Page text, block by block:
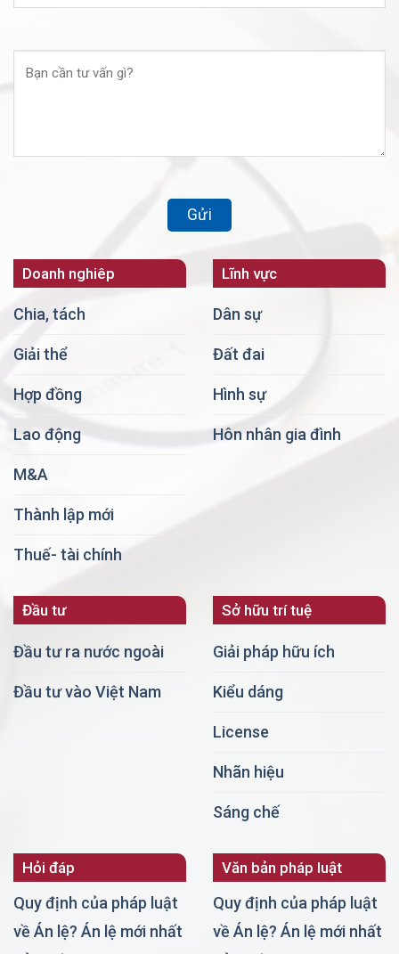
Doanh nghiêp
Chia, tách
Giải thể
Hợp đồng
Lao động
M&A
Thành lập mới
Thuế- tài chính
Lĩnh vực
Dân sự
Đất đai
Hình sự
Hôn nhân gia đình
Đầu tư
Đầu tư ra nước ngoài
Đầu tư vào Việt Nam
Sở hữu trí tuệ
Giải pháp hữu ích
Kiểu dáng
License
Nhãn hiệu
Sáng chế
Hỏi đáp
Quy định của pháp luật
về Án lệ? Án lệ mới nhất
Văn bản pháp luật
Quy định của pháp luật
về Án lệ? Án lệ mới nhất